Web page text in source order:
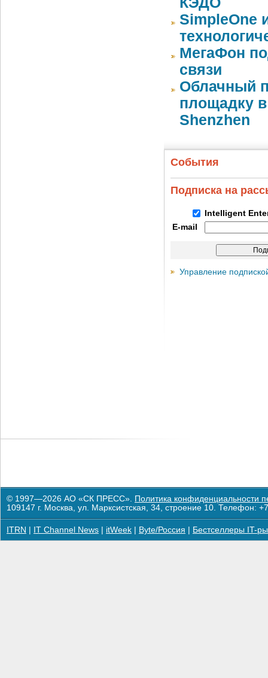
SimpleOne
МегаФон
связи
Облачный
площадку в
Shenzhen
События
Подписка на
Intelligent
E-mail
Управление
© 1997—2026 АО «СК ПРЕСС». Политика конфиденциальности
109147 г. Москва, ул. Марксистская, 34, строение 10. Телефон:
ITRN IT Channel News itWeek Byte/Россия Бестселлеры IT-